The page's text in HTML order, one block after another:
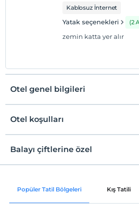
2 yaşına kadar olan bebekler
Kablosuz İnternet
Yatak seçenekleri (2
zemin katta yer alır
Otel genel bilgileri
Ücretsiz Wi-fi
Otel koşulları
Check/in
En erken saat 14:00 ve sonrası
Check/out
Evcil Hayvan
Balayı çiftlerine özel
Bir sabah odaya
Popüler Tatil Bölgeleri Kış Tatili